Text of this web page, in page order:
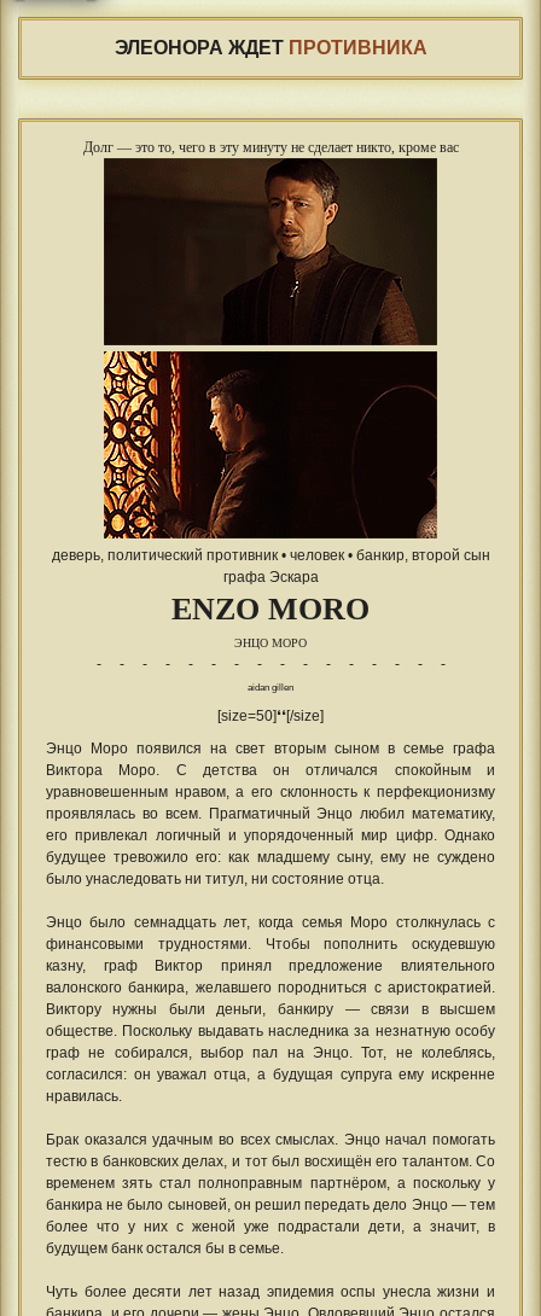
ЭЛЕОНОРА ЖДЕТ ПРОТИВНИКА
Долг — это то, чего в эту минуту не сделает никто, кроме вас
деверь, политический противник • человек • банкир, второй сын
графа Эскара
ENZO MORO
ЭНЦО МОРО
- - - - - - - - - - - - - - - -
aidan gillen
[size=50]❛❛[/size]
Энцо Моро появился на свет вторым сыном в семье графа
Виктора Моро. С детства он отличался спокойным и
уравновешенным нравом, а его склонность к перфекционизму
проявлялась во всем. Прагматичный Энцо любил математику,
его привлекал логичный и упорядоченный мир цифр. Однако
будущее тревожило его: как младшему сыну, ему не суждено
было унаследовать ни титул, ни состояние отца.
Энцо было семнадцать лет, когда семья Моро столкнулась с
финансовыми трудностями. Чтобы пополнить оскудевшую
казну, граф Виктор принял предложение влиятельного
валонского банкира, желавшего породниться с аристократией.
Виктору нужны были деньги, банкиру — связи в высшем
обществе. Поскольку выдавать наследника за незнатную особу
граф не собирался, выбор пал на Энцо. Тот, не колеблясь,
согласился: он уважал отца, а будущая супруга ему искренне
нравилась.
Брак оказался удачным во всех смыслах. Энцо начал помогать
тестю в банковских делах, и тот был восхищён его талантом. Со
временем зять стал полноправным партнёром, а поскольку у
банкира не было сыновей, он решил передать дело Энцо — тем
более что у них с женой уже подрастали дети, а значит, в
будущем банк остался бы в семье.
Чуть более десяти лет назад эпидемия оспы унесла жизни и